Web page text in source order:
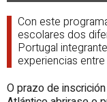
Con este
escolares dos
Portugal
experiencias
O prazo de